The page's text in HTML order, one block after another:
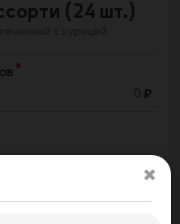
(24 шт.)
0